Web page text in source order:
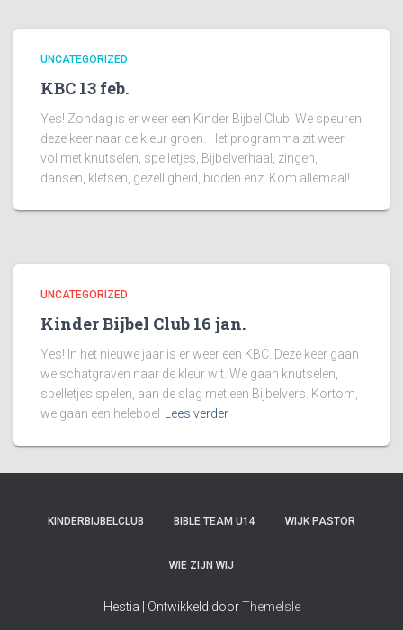
UNCATEGORIZED
KBC 13 feb.
Yes! Zondag is er weer een Kinder Bijbel Club. We speuren
deze keer naar de kleur groen. Het programma zit weer
vol met knutselen, spelletjes, Bijbelverhaal, zingen,
dansen, kletsen, gezelligheid, bidden enz. Kom allemaal!
UNCATEGORIZED
Kinder Bijbel Club 16 jan.
Yes! In het nieuwe jaar is er weer een KBC. Deze keer gaan
we schatgraven naar de kleur wit. We gaan knutselen,
spelletjes spelen, aan de slag met een Bijbelvers. Kortom,
we gaan een heleboel
Lees verder
KINDERBIJBELCLUB BIBLE TEAM U14 WIJK PASTOR
WIE ZIJN WIJ
Hestia | Ontwikkeld doorThemeIsle